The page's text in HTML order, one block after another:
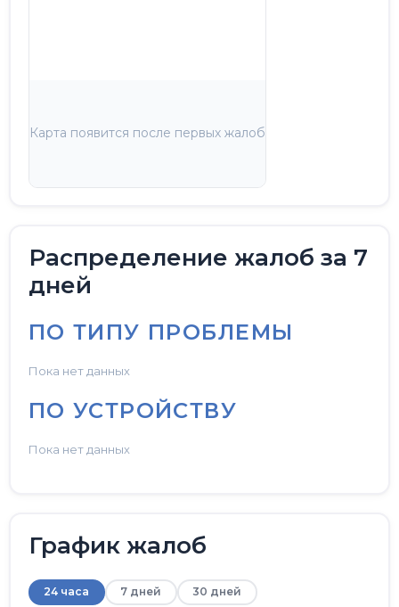
Карта появится после первых жалоб
Распределение жалоб за 7
дней
ПО ТИПУ ПРОБЛЕМЫ
Пока нет данных
ПО УСТРОЙСТВУ
Пока нет данных
График жалоб
24 часа 7 дней 30 дней